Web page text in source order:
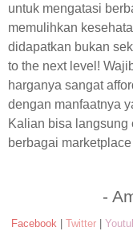
untuk mengatasi
memulihkan
didapatkan bukan
to the next level!
harganya sangat
dengan manfaatnya
Kalian bisa langsung
berbagai
-
Facebook | Twitter |